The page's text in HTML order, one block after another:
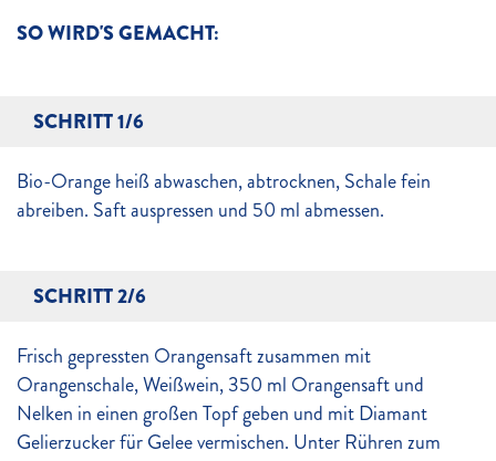
SO WIRD'S GEMACHT:
SCHRITT 1/6
Bio-Orange heiß abwaschen, abtrocknen, Schale fein
abreiben. Saft auspressen und 50 ml abmessen.
SCHRITT 2/6
Frisch gepressten Orangensaft zusammen mit
Orangenschale, Weißwein, 350 ml Orangensaft und
Nelken in einen großen Topf geben und mit Diamant
Gelierzucker für Gelee vermischen. Unter Rühren zum